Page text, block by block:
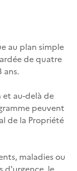
au plan simple
de quatre
ans.
et au-delà de
peuvent
de la Propriété
maladies ou
d'urgence, le